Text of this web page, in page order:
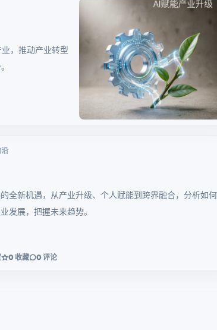
，推动产业转型
全新机遇，从产业升级、个人赋能到跨界融合，分析如何
发展，把握未来趋势。
0 收藏 0 评论